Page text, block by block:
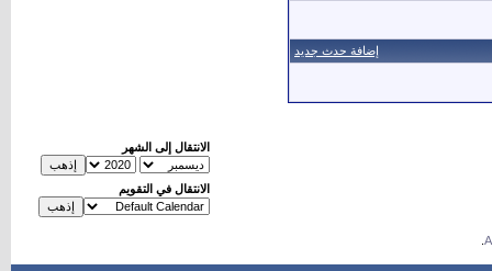
إضافة حدث جديد
الانتقال إلى الشهر
الانتقال في التقويم